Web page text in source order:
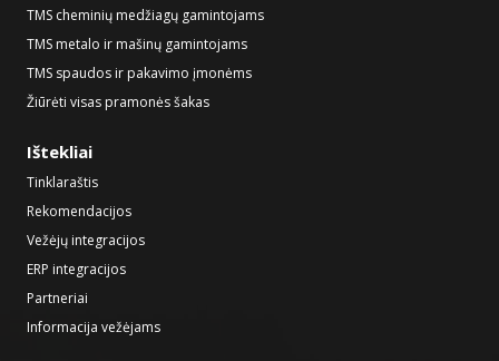
TMS cheminių medžiagų gamintojams
TMS metalo ir mašinų gamintojams
TMS spaudos ir pakavimo įmonėms
Žiūrėti visas pramonės šakas
Ištekliai
Tinklaraštis
Rekomendacijos
Vežėjų integracijos
ERP integracijos
Partneriai
Informacija vežėjams